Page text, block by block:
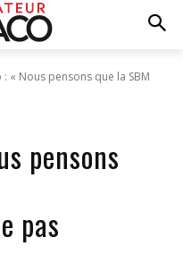
: « Nous pensons que la SBM
pensons
pas